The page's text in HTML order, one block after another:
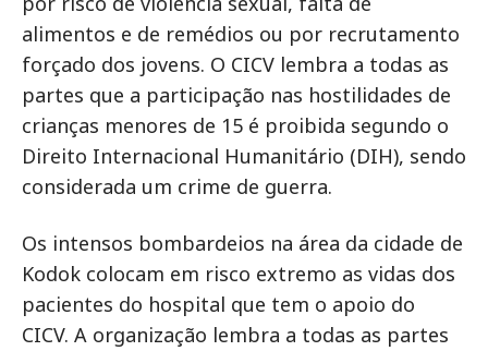
alimentos e de remédios ou por recrutamento
forçado dos jovens. O CICV lembra a todas as
partes que a participação nas hostilidades de
crianças menores de 15 é proibida segundo o
Direito Internacional Humanitário (DIH), sendo
considerada um crime de guerra.
Os intensos bombardeios na área da cidade de
Kodok colocam em risco extremo as vidas dos
pacientes do hospital que tem o apoio do
CICV. A organização lembra a todas as partes